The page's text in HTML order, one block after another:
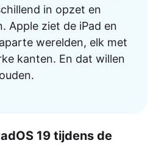
in opzet en
Apple ziet de iPad en
werelden, elk met
kanten. En dat willen
19 tijdens de